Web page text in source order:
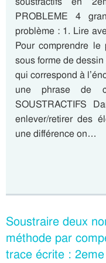
PROBLEME 4
problème : 1. Lire
Pour comprendre
sous forme de dessin
qui correspond à
une phrase de
SOUSTRACTIFS
enlever/retirer des
une différence on…
Soustraire deux
méthode par
trace écrite :